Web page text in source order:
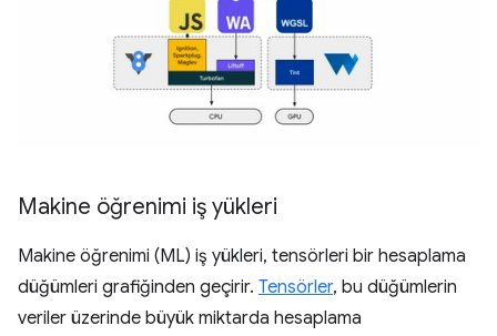
Makine öğrenimi iş yükleri
Makine öğrenimi (ML) iş yükleri, tensörleri bir hesaplama
düğümleri grafiğinden geçirir. Tensörler, bu düğümlerin
veriler üzerinde büyük miktarda hesaplama